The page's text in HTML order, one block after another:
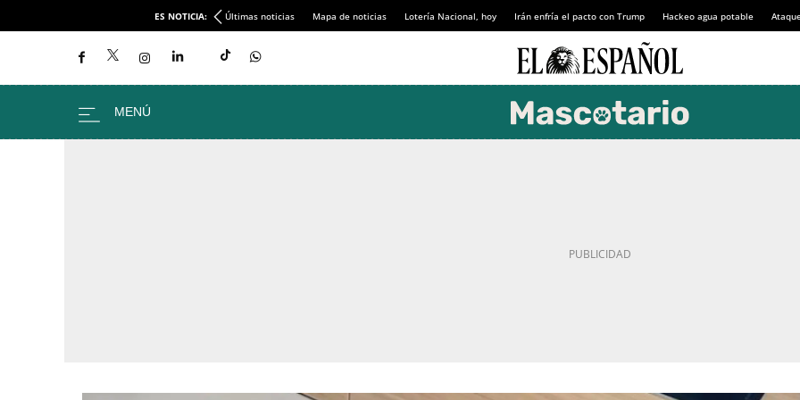
ES NOTICIA: Últimas noticias Mapa de noticias Lotería Nacional, hoy Irán enfría el pacto con Trump Hackeo agua potable